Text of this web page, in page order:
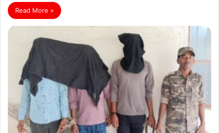
Read More »